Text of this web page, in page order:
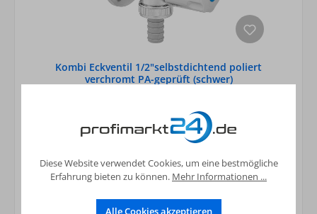
Kombi Eckventil 1/2"selbstdichtend poliert
verchromt PA-geprüft (schwer)
Preise inkl. MwSt. zzgl. Versandkosten
Diese Website verwendet Cookies, um eine bestmögliche
Erfahrung bieten zu können. Mehr Informationen ...
Alle Cookies akzeptieren